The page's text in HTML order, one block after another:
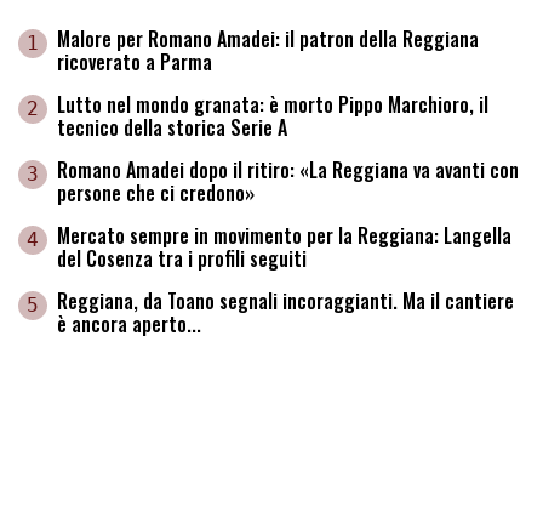
1 Malore per Romano Amadei: il patron della Reggiana
ricoverato a Parma
2 Lutto nel mondo granata: è morto Pippo Marchioro, il
tecnico della storica Serie A
3 Romano Amadei dopo il ritiro: «La Reggiana va avanti con
persone che ci credono»
4 Mercato sempre in movimento per la Reggiana: Langella
del Cosenza tra i profili seguiti
5 Reggiana, da Toano segnali incoraggianti. Ma il cantiere
è ancora aperto...